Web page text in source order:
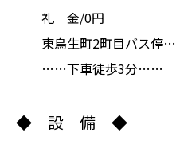
礼 金/0円
東鳥生町2町目バス停…
……下車徒歩3分……
◆ 設 備 ◆